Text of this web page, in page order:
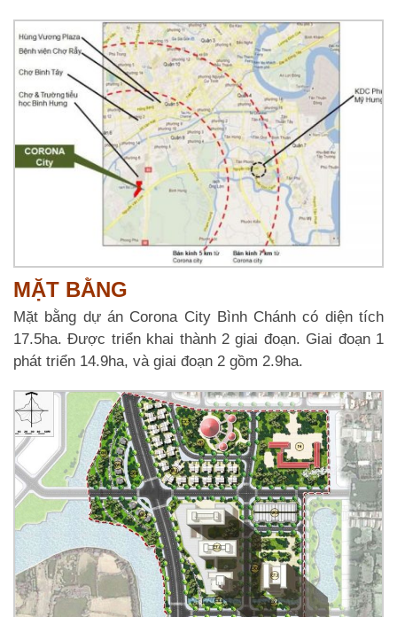
MẶT BẰNG
Mặt bằng dự án Corona City Bình Chánh có diện tích
17.5ha. Được triển khai thành 2 giai đoạn. Giai đoạn 1
phát triển 14.9ha, và giai đoạn 2 gồm 2.9ha.